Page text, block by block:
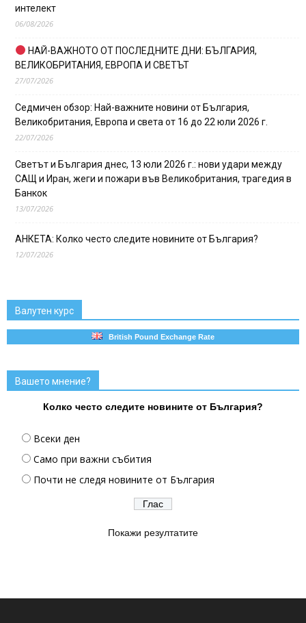
интелект
06/08/2026
НАЙ-ВАЖНОТО ОТ ПОСЛЕДНИТЕ ДНИ: БЪЛГАРИЯ,
ВЕЛИКОБРИТАНИЯ, ЕВРОПА И СВЕТЪТ
27/07/2026
Седмичен обзор: Най-важните новини от България,
Великобритания, Европа и света от 16 до 22 юли 2026 г.
22/07/2026
Светът и България днес, 13 юли 2026 г.: нови удари между
САЩ и Иран, жеги и пожари във Великобритания, трагедия в
Банкок
13/07/2026
АНКЕТА: Колко често следите новините от България?
12/07/2026
Валутен курс
British Pound Exchange Rate
Вашето мнение?
Колко често следите новините от България?
Всеки ден
Само при важни събития
Почти не следя новините от България
Покажи резултатите